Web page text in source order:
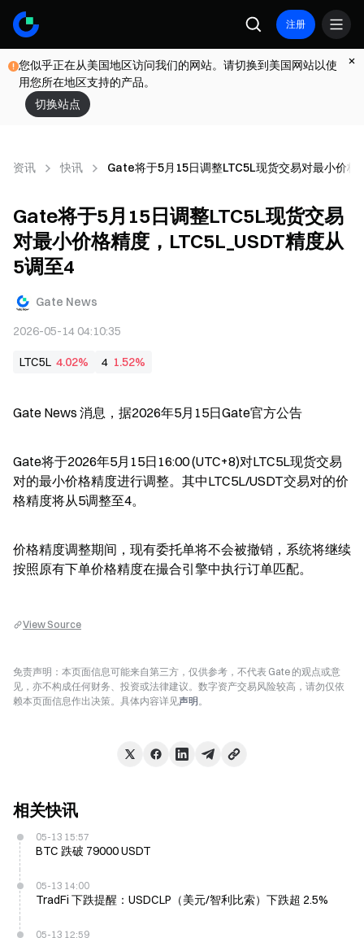
注册
您似乎正在从美国地区访问我们的网站。请切换到美国网站以使
用您所在地区支持的产品。
切换站点
资讯 快讯 Gate将于5月15日调整LTC5L现货交易对最小价格
Gate将于5月15日调整LTC5L现货交易
对最小价格精度，LTC5L_USDT精度从
5调至4
Gate News
2026-05-14 04:10:35
LTC5L 4.02% 4 1.52%
Gate News 消息，据2026年5月15日Gate官方公告
Gate将于2026年5月15日16:00 (UTC+8)对LTC5L现货交易
对的最小价格精度进行调整。其中LTC5L/USDT交易对的价
格精度将从5调整至4。
价格精度调整期间，现有委托单将不会被撤销，系统将继续
按照原有下单价格精度在撮合引擎中执行订单匹配。
View Source
免责声明：本页面信息可能来自第三方，仅供参考，不代表 Gate 的观点或意
见，亦不构成任何财务、投资或法律建议。数字资产交易风险较高，请勿仅依
赖本页面信息作出决策。具体内容详见声明。
相关快讯
05-13 15:57
BTC 跌破 79000 USDT
05-13 14:00
TradFi 下跌提醒：USDCLP（美元/智利比索）下跌超 2.5%
05-13 12:59